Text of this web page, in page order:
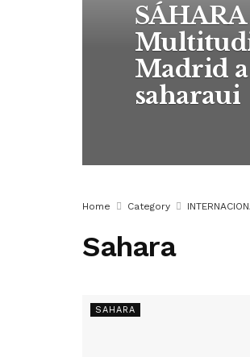
Madrid
saharaui
Home Category
Sahara
SAHARA